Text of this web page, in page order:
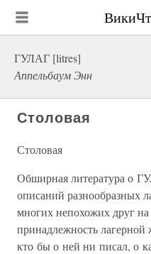
ГУЛАГ [litres]
Аппельбаум Энн
Столовая
Столовая
Обширная литература о
описаний разнообразных
многих непохожих друг
принадлежность
кто бы о ней ни писал, о